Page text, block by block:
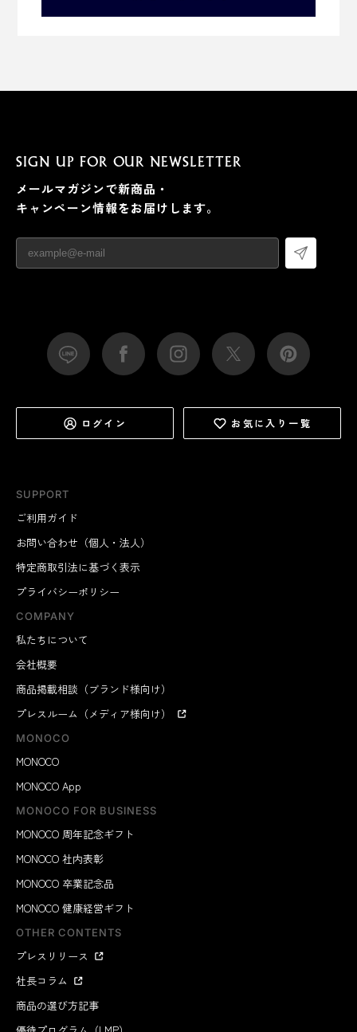
SUPPORT
ご利用ガイド
お問い合わせ（個人・法人）
特定商取引法に基づく表示
プライバシーポリシー
COMPANY
私たちについて
会社概要
商品掲載相談（ブランド様向け）
プレスルーム（メディア様向け）
MONOCO
MONOCO
MONOCO App
MONOCO FOR BUSINESS
MONOCO 周年記念ギフト
MONOCO 社内表彰
MONOCO 卒業記念品
MONOCO 健康経営ギフト
OTHER CONTENTS
プレスリリース
社長コラム
商品の選び方記事
SIGN UP FOR OUR NEWSLETTER
メールマガジンで新商品・
キャンペーン情報をお届けします。
ログイン お気に入り一覧